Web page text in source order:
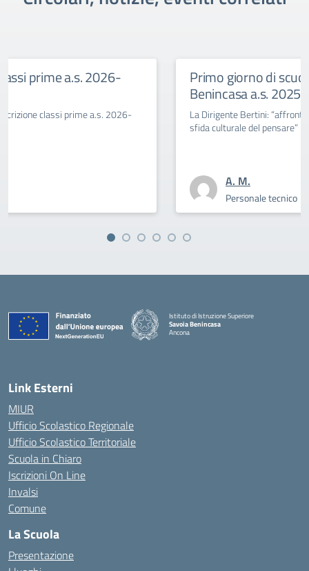
Primo giorno di scuola al Savoia
Benincasa a.s. 2025-26
La Dirigente Bertini: “affrontiamo con coraggio la
Istituto di Istruzione Superiore
Savoia Benincasa
Ancona
Link Esterni
MIUR
Ufficio Scolastico Regionale
Ufficio Scolastico Territoriale
Scuola in Chiaro
Iscrizioni On Line
Invalsi
Comune
La Scuola
Presentazione